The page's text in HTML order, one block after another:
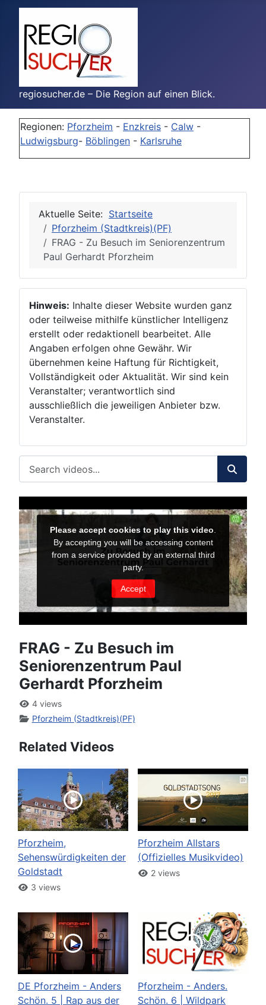
regiosucher.de – Die Region auf einen Blick.
Regionen: Pforzheim - Enzkreis - Calw -
Ludwigsburg- Böblingen - Karlsruhe
Aktuelle Seite: Startseite
Pforzheim (Stadtkreis)(PF)
FRAG - Zu Besuch im Seniorenzentrum
Paul Gerhardt Pforzheim
Hinweis: Inhalte dieser Website wurden ganz
oder teilweise mithilfe künstlicher Intelligenz
erstellt oder redaktionell bearbeitet. Alle
Angaben erfolgen ohne Gewähr. Wir
übernehmen keine Haftung für Richtigkeit,
Vollständigkeit oder Aktualität. Wir sind kein
Veranstalter; verantwortlich sind
ausschließlich die jeweiligen Anbieter bzw.
Veranstalter.
FRAG - Zu Besuch im
Seniorenzentrum Paul
Gerhardt Pforzheim
4 views
Pforzheim (Stadtkreis)(PF)
Related Videos
Pforzheim,
Sehenswürdigkeiten der
Goldstadt
3 views
Pforzheim Allstars
(Offizielles Musikvideo)
2 views
DE Pforzheim - Anders
Schön. 5 | Rap aus der
Pforzheim - Anders.
Schön. 6 | Wildpark